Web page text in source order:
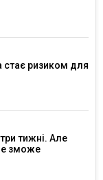
стає ризиком для
тижні. Але
зможе